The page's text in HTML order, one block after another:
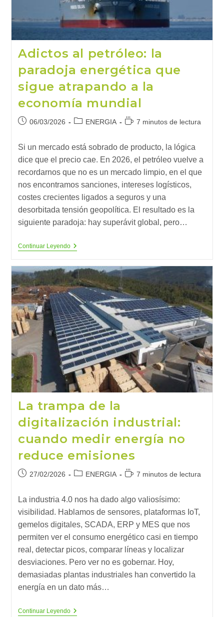
Adictos al petróleo: la
paradoja energética que
sigue atrapando a la
economía mundial
Publicación
la
entrada:
06/03/2026
Categoría
entrada:
ENERGIA
Tiempo
lectura:
7 minutos de lectura
Si un mercado está sobrado de producto, la lógica
dice que el precio cae. En 2026, el petróleo vuelve a
recordarnos que no es un mercado limpio, en el que
nos encontramos sanciones, intereses logísticos,
costes crecientes ligados a seguros y una
desorbitada tensión geopolítica. El resultado es la
siguiente paradoja: hay superávit global, pero…
Continuar LeyendoAdictos
La
Paradoja
Energética
Que
Sigue
Atrapando
A
La
Economía
Mundial
La trampa de la
digitalización industrial:
cuando medir energía no
reduce emisiones
Publicación
entrada:
27/02/2026
Categoría
entrada:
ENERGIA
Tiempo7 minutos de lectura
La industria 4.0 nos ha dado algo valiosísimo:
visibilidad. Hablamos de sensores, plataformas IoT,
gemelos digitales, SCADA, ERP y MES que nos
permiten ver el consumo energético casi en tiempo
real, detectar picos, comparar líneas y localizar
desviaciones. Pero ver no es gobernar. Hoy,
demasiadas plantas industriales han convertido la
energía en un dato más…
Continuar LeyendoLa